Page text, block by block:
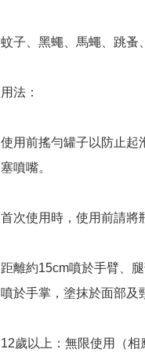
蚊子、黑蠅、馬蠅、跳蚤
用法：
使用前搖勻罐子以防止起
塞噴嘴。
首次使用時，使用前請將
距離約15cm噴於手臂、
噴於手掌，塗抹於面部及
12歲以上：無限使用（相